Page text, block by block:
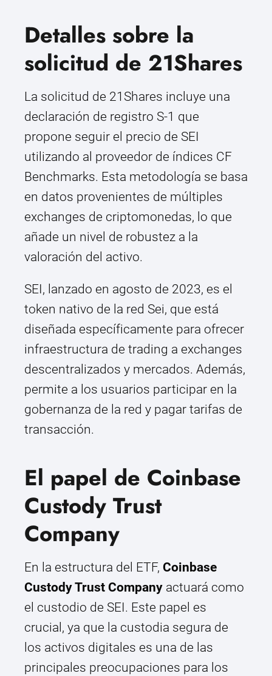
Detalles sobre la
solicitud de 21Shares
La solicitud de 21Shares incluye una
declaración de registro S-1 que
propone seguir el precio de SEI
utilizando al proveedor de índices CF
Benchmarks. Esta metodología se basa
en datos provenientes de múltiples
exchanges de criptomonedas, lo que
añade un nivel de robustez a la
valoración del activo.
SEI, lanzado en agosto de 2023, es el
token nativo de la red Sei, que está
diseñada específicamente para ofrecer
infraestructura de trading a exchanges
descentralizados y mercados. Además,
permite a los usuarios participar en la
gobernanza de la red y pagar tarifas de
transacción.
El papel de Coinbase
Custody Trust
Company
En la estructura del ETF, Coinbase
Custody Trust Company actuará como
el custodio de SEI. Este papel es
crucial, ya que la custodia segura de
los activos digitales es una de las
principales preocupaciones para los